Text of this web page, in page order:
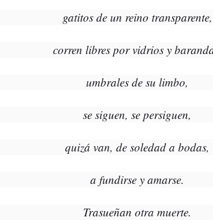
gatitos de un reino transparente,
corren libres por vidrios y
umbrales de su limbo,
se siguen, se persiguen,
quizá van, de soledad a bodas,
a fundirse y amarse.
Trasueñan otra muerte.